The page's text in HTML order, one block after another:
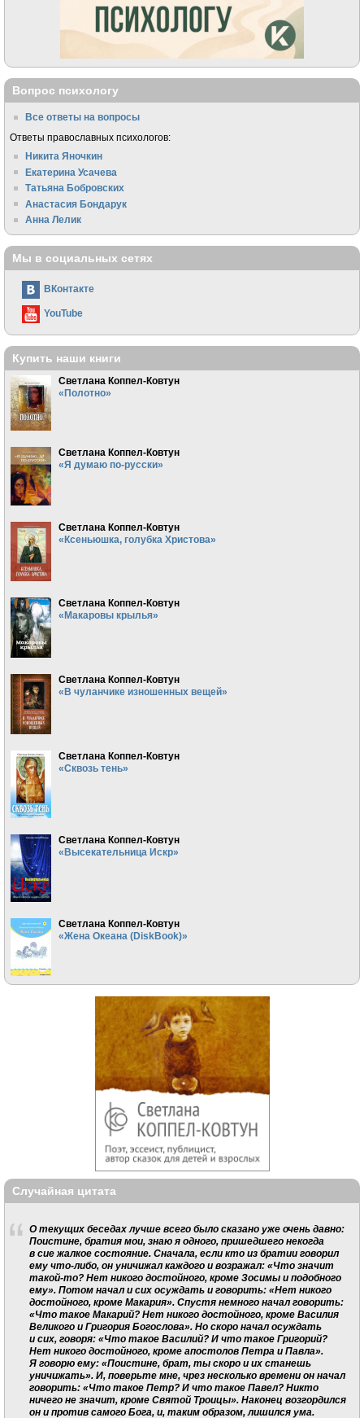
Вопрос психологу
Все ответы на вопросы
Ответы православных психологов:
Никита Яночкин
Екатерина Усачева
Татьяна Бобровских
Анастасия Бондарук
Анна Лелик
Мы в социальных сетях
ВКонтакте
YouTube
Купить наши книги
Светлана Коппел-Ковтун
«Полотно»
Светлана Коппел-Ковтун
«Я думаю по-русски»
Светлана Коппел-Ковтун
«Ксеньюшка, голубка Христова»
Светлана Коппел-Ковтун
«Макаровы крылья»
Светлана Коппел-Ковтун
«В чуланчике изношенных вещей»
Светлана Коппел-Ковтун
«Сквозь тень»
Светлана Коппел-Ковтун
«Высекательница Искр»
Светлана Коппел-Ковтун
«Жена Океана (DiskBook)»
Случайная цитата
О текущих беседах лучше всего было сказано уже очень давно:
Поистине, братия мои, знаю я одного, пришедшего некогда
в сие жалкое состояние. Сначала, если кто из братии говорил
ему что-либо, он уничижал каждого и возражал: «Что значит
такой-то? Нет никого достойного, кроме Зосимы и подобного
ему». Потом начал и сих осуждать и говорить: «Нет никого
достойного, кроме Макария». Спустя немного начал говорить:
«Что такое Макарий? Нет никого достойного, кроме Василия
Великого и Григория Богослова». Но скоро начал осуждать
и сих, говоря: «Что такое Василий? И что такое Григорий?
Нет никого достойного, кроме апостолов Петра и Павла».
Я говорю ему: «Поистине, брат, ты скоро и их станешь
уничижать». И, поверьте мне, чрез несколько времени он начал
говорить: «Что такое Петр? И что такое Павел? Никто
ничего не значит, кроме Святой Троицы». Наконец возгордился
он и против самого Бога, и, таким образом, лишился ума.